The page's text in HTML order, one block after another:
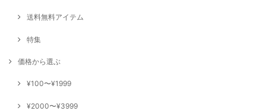
送料無料アイテム
特集
価格から選ぶ
¥100〜¥1999
¥2000〜¥3999